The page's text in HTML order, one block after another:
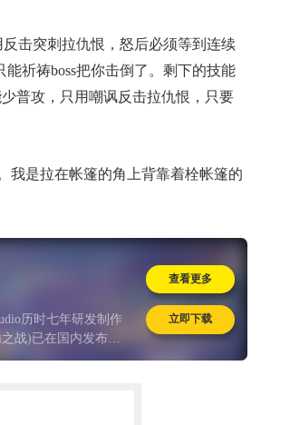
击突刺拉仇恨，怒后必须等到连续
祈祷boss把你击倒了。剩下的技能
普攻，只用嘲讽反击拉仇恨，只要
我是拉在帐篷的角上背靠着栓帐篷的
历时七年研发制作
战)已在国内发布，
到国服正式上市走过
查看更多
立即下载